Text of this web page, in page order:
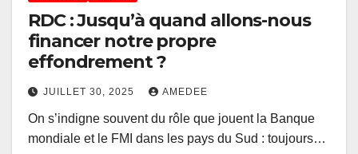
RDC : Jusqu’à quand allons-nous
financer notre propre
effondrement ?
JUILLET 30, 2025 AMEDEE
On s’indigne souvent du rôle que jouent la Banque
mondiale et le FMI dans les pays du Sud : toujours…